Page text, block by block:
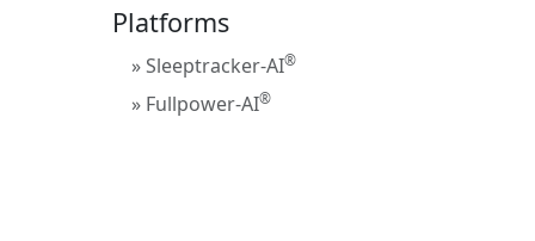
Platforms
» Sleeptracker-AI®
» Fullpower-AI®